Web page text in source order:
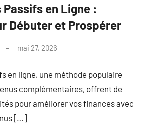
Passifs en Ligne :
Débuter et Prospérer
mai 27, 2026
en ligne, une méthode populaire
complémentaires, offrent de
pour améliorer vos finances avec
[…]